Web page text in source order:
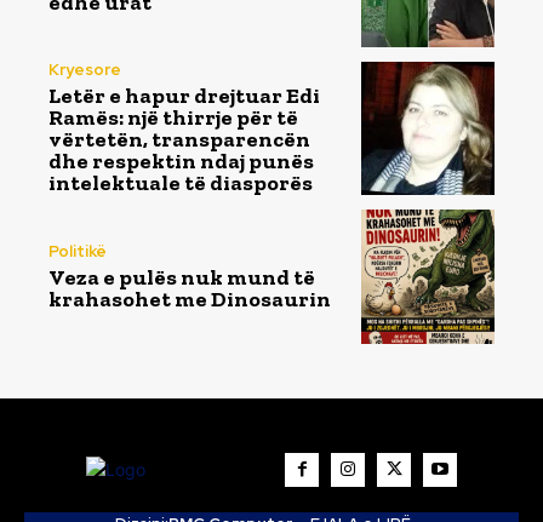
Kryesore
Letër e hapur drejtuar Edi
Ramës: një thirrje për të
vërtetën, transparencën
dhe respektin ndaj punës
intelektuale të diasporës
Politikë
Veza e pulës nuk mund të
krahasohet me Dinosaurin